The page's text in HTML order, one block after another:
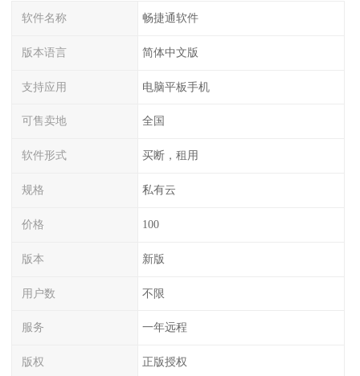
软件名称 畅捷通软件
版本语言 简体中文版
支持应用 电脑平板手机
可售卖地 全国
软件形式 买断，租用
规格 私有云
价格 100
版本 新版
用户数 不限
服务 一年远程
版权 正版授权